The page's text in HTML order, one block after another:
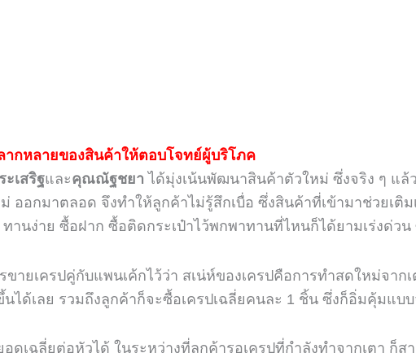
ากหลายของสินค้าให้ตอบโจทย์ผู้บริโภค
เสริฐและคุณณัฐชยา ได้มุ่งเน้นพัฒนาสินค้าตัวใหม่ ซึ่งจริง ๆ แล้
อกมาตลอด จึงทำให้ลูกค้าไม่รู้สึกเบื่อ ซึ่งสินค้าที่เข้ามาช่วยเติม
นง่าย ซื้อฝาก ซื้อติดกระเป๋าไว้พกพาทานที่ไหนก็ได้ยามเร่งด่วน
ขายเครปคู่กับแพนเค้กไว้ว่า สเน่ห์ของเครปคือการทำสดใหม่จ
ด้เลย รวมถึงลูกค้าก็จะซื้อเครปเฉลี่ยคนละ 1 ชิ้น ซึ่งก็อิ่มคุ้มแบ
ดเฉลี่ยต่อหัวได้ ในระหว่างที่ลูกค้ารอเครปที่กำลังทำจากเตา ก็